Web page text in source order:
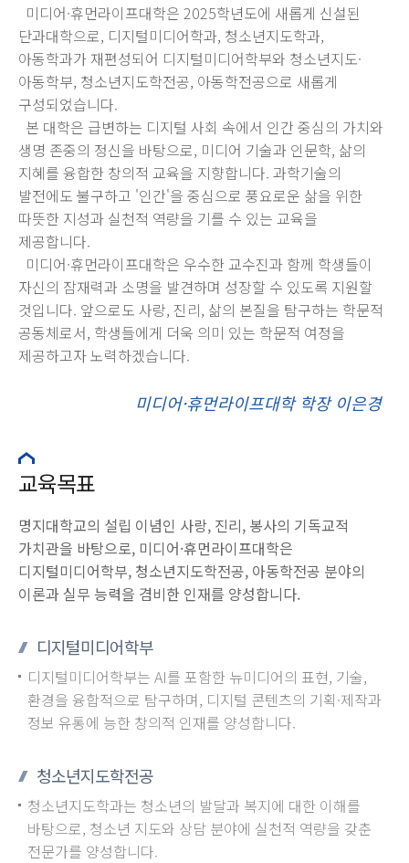
미디어·휴먼라이프대학은 2025학년도에 새롭게 신설된
단과대학으로, 디지털미디어학과, 청소년지도학과,
아동학과가 재편성되어 디지털미디어학부와 청소년지도·
아동학부, 청소년지도학전공, 아동학전공으로 새롭게
구성되었습니다.
본 대학은 급변하는 디지털 사회 속에서 인간 중심의 가치와
생명 존중의 정신을 바탕으로, 미디어 기술과 인문학, 삶의
지혜를 융합한 창의적 교육을 지향합니다. 과학기술의
발전에도 불구하고 '인간'을 중심으로 풍요로운 삶을 위한
따뜻한 지성과 실천적 역량을 기를 수 있는 교육을
제공합니다.
미디어·휴먼라이프대학은 우수한 교수진과 함께 학생들이
자신의 잠재력과 소명을 발견하며 성장할 수 있도록 지원할
것입니다. 앞으로도 사랑, 진리, 삶의 본질을 탐구하는 학문적
공동체로서, 학생들에게 더욱 의미 있는 학문적 여정을
제공하고자 노력하겠습니다.
미디어·휴먼라이프대학 학장 이은경
교육목표
명지대학교의 설립 이념인 사랑, 진리, 봉사의 기독교적
가치관을 바탕으로, 미디어·휴먼라이프대학은
디지털미디어학부, 청소년지도학전공, 아동학전공 분야의
이론과 실무 능력을 겸비한 인재를 양성합니다.
디지털미디어학부
디지털미디어학부는 AI를 포함한 뉴미디어의 표현, 기술,
환경을 융합적으로 탐구하며, 디지털 콘텐츠의 기획·제작과
정보 유통에 능한 창의적 인재를 양성합니다.
청소년지도학전공
청소년지도학과는 청소년의 발달과 복지에 대한 이해를
바탕으로, 청소년 지도와 상담 분야에 실천적 역량을 갖춘
전문가를 양성합니다.